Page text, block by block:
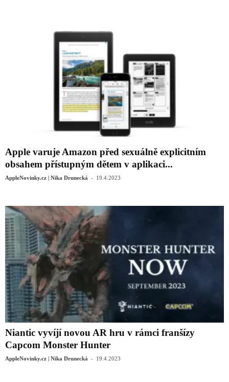
Apple varuje Amazon před sexuálně explicitním
obsahem přístupným dětem v aplikaci...
AppleNovinky.cz | Nika Drunecká - 19.4.2023
Niantic vyvíjí novou AR hru v rámci franšízy
Capcom Monster Hunter
AppleNovinky.cz | Nika Drunecká - 19.4.2023